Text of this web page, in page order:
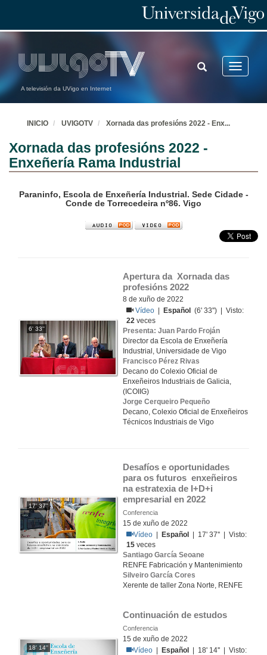
A televisión da UVigo en Internet
Toggle
TOGGLE
SEARCH
INICIO UVIGOTV Xornada das profesións 2022 - Enx...
Xornada das profesións 2022 -
Enxeñería Rama Industrial
Paraninfo, Escola de Enxeñería Industrial. Sede Cidade -
Conde de Torrecedeira nº86. Vigo
6' 33''
Apertura da  Xornada das
profesións 2022
8 de xuño de 2022
Vídeo
Español
(6' 33'') | Visto:
22 veces
Presenta: Juan Pardo Froján
Director da Escola de Enxeñería
Industrial, Universidade de Vigo
Francisco Pérez Rivas
Decano do Colexio Oficial de
Enxeñeiros Industriais de Galicia,
(ICOIIG)
Jorge Cerqueiro Pequeño
Decano, Colexio Oficial de Enxeñeiros
Técnicos Industriais de Vigo
17' 37''
Desafíos e oportunidades
para os futuros  enxeñeiros
na estratexia de I+D+i
empresarial en 2022
Conferencia
15 de xuño de 2022
Vídeo
Español
| 17' 37'' | Visto:
15 veces
Santiago García Seoane
RENFE Fabricación y Mantenimiento
Silveiro García Cores
Xerente de taller Zona Norte, RENFE
18' 14''
Continuación de estudos
Conferencia
15 de xuño de 2022
Vídeo
Español
| 18' 14'' | Visto: